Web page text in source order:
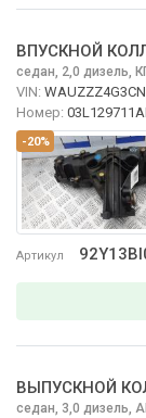
-20%
Артикул
ВПУСКНОЙ
седан, 2,0 дизель,
VIN:
Номер:
ВЫПУСКНОЙ
седан, 3,0 дизель,